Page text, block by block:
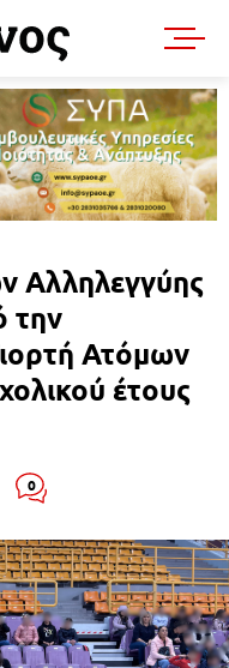
Αλληλεγγύης
την
Ατόμων
έτους
0